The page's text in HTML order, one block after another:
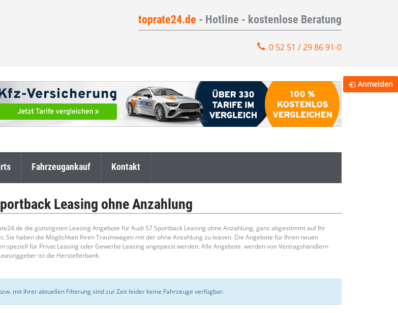
toprate24.de - Hotline - kostenlose Beratung
0 52 51 / 29 86 91-0
Fahrzeugankauf Kontakt
Leasing ohne Anzahlung
die günstigsten Leasing Angebote für Audi S7 Sportback Leasing ohne Anzahlung, ganz abgestimmt auf Ihr
Sie haben die Möglichkeit Ihren Traumwagen mit der ohne Anzahlung zu leasen. Die Angebote für Ihren neuen
speziell für Privat Leasing oder Gewerbe Leasing angepasst werden. Alle Angebote werden von Vertragshändlern
ist die Herstellerbank.
mit Ihrer aktuellen Filterung sind zur Zeit leider keine Fahrzeuge verfügbar.
Anmelden